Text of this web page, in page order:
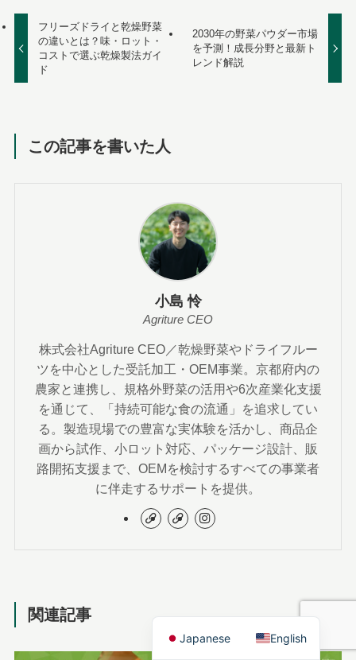
フリーズドライと乾燥野菜
の違いとは？味・ロット・
コストで選ぶ乾燥製法ガイ
ド
2030年の野菜パウダー市場
を予測！成長分野と最新ト
レンド解説
この記事を書いた人
小島 怜
Agriture CEO
株式会社Agriture CEO／乾燥野菜やドライフルー
ツを中心とした受託加工・OEM事業。京都府内の
農家と連携し、規格外野菜の活用や6次産業化支援
を通じて、「持続可能な食の流通」を追求してい
る。製造現場での豊富な実体験を活かし、商品企
画から試作、小ロット対応、パッケージ設計、販
路開拓支援まで、OEMを検討するすべての事業者
に伴走するサポートを提供。
関連記事
Japanese English